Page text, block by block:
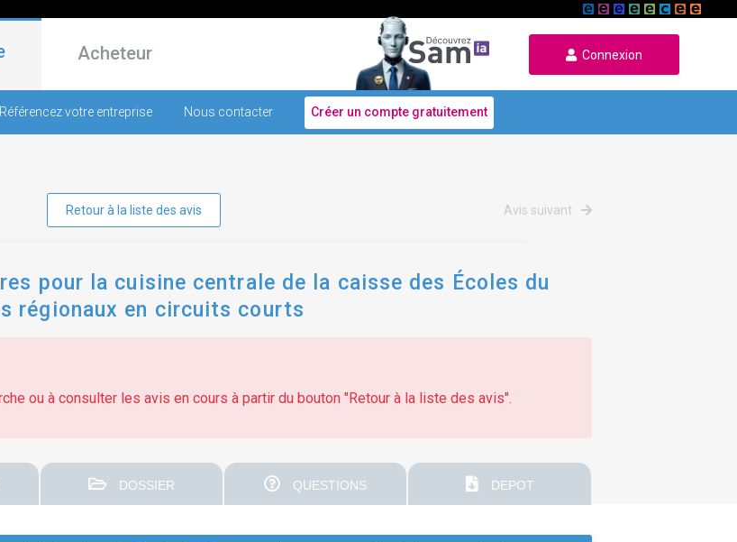
Acheteur Connexion
Référencez votre entreprise Nous contacter Créer un compte gratuitement
Retour à la liste des avis Avis suivant
pour la cuisine centrale de la caisse des Écoles du
régionaux en circuits courts
ou à consulter les avis en cours à partir du bouton "Retour à la liste des avis".
DOSSIER QUESTIONS DEPOT